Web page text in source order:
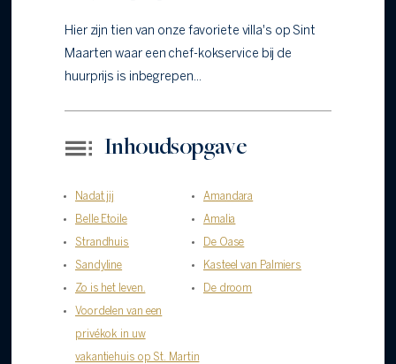
Hier zijn tien van onze favoriete villa's op Sint
Maarten waar een chef-kokservice bij de
huurprijs is inbegrepen...
Inhoudsopgave
Nadat jij Amandara
Belle Etoile Amalia
Strandhuis De Oase
Sandyline Kasteel van Palmiers
Zo is het leven. De droom
Voordelen van een
privékok in uw
vakantiehuis op St. Martin